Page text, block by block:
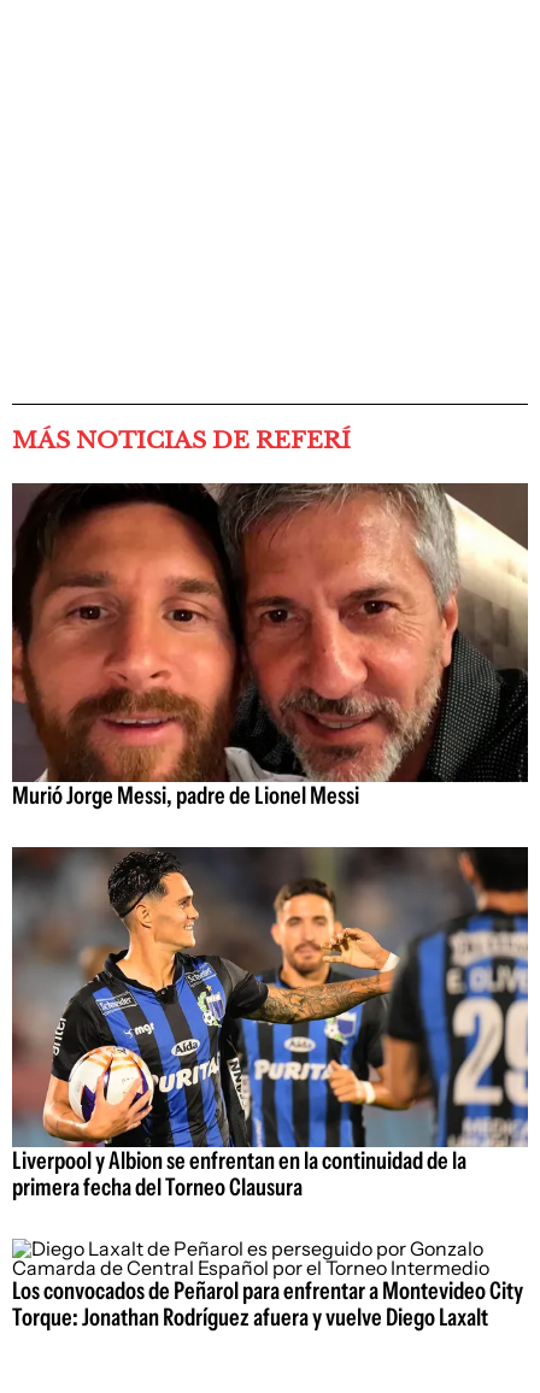
MÁS NOTICIAS DE REFERÍ
Murió Jorge Messi, padre de Lionel Messi
Liverpool y Albion se enfrentan en la continuidad de la
primera fecha del Torneo Clausura
Los convocados de Peñarol para enfrentar a Montevideo City
Torque: Jonathan Rodríguez afuera y vuelve Diego Laxalt